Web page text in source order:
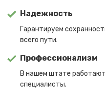
Надежность
Гарантируем
всего пути.
Профессионализм
В нашем штате
специалисты.